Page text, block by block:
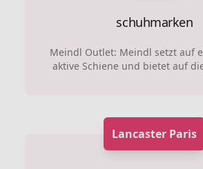
schuhmarken
Meindl Outlet: Meindl setzt auf
aktive Schiene und bietet auf
Lancaster Paris